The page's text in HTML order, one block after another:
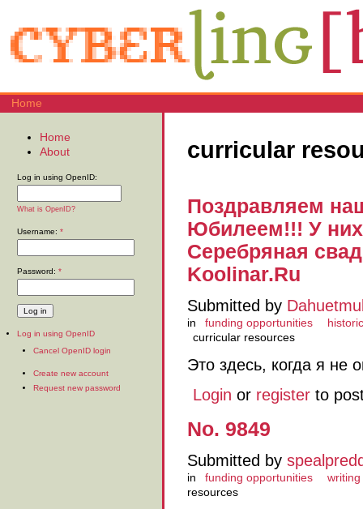
Home
curricular
Поздравляем
Юбилеем!!! У
Серебряная
Koolinar.Ru
Submitted by
in funding opportunities
curricular resources
Это здесь, когда я не
Login or register to
No. 9849
Submitted by
in funding opportunities
resources
Home
About
Log in using OpenID:
What is OpenID?
Username: *
Password: *
Log in using OpenID
Cancel OpenID login
Create new account
Request new password